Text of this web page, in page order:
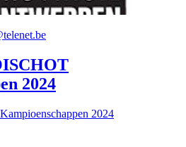
2024
2024